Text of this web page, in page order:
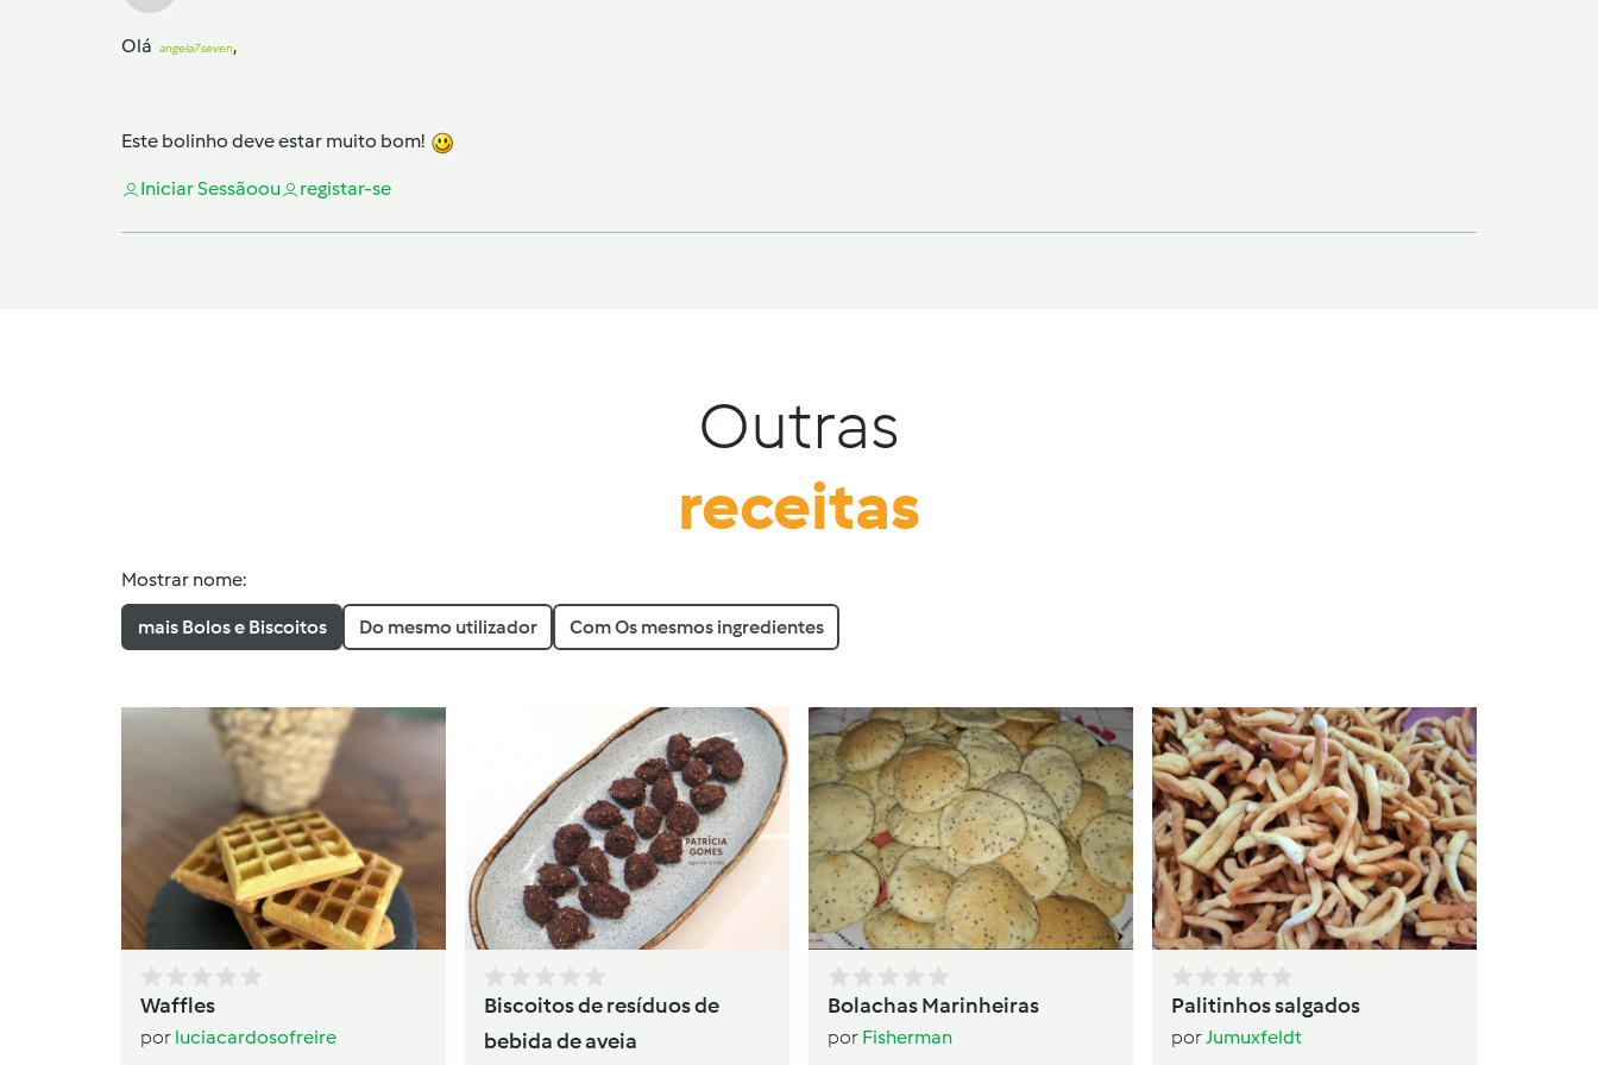
Olá angela7seven,
Este bolinho deve estar muito bom!
Iniciar Sessãoou registar-se
Outras
receitas
Mostrar nome:
mais Bolos e Biscoitos Do mesmo utilizador Com Os mesmos ingredientes
Waffles
por luciacardosofreire
Biscoitos de resíduos de
bebida de aveia
Bolachas Marinheiras
por Fisherman
Palitinhos salgados
porJumuxfeldt